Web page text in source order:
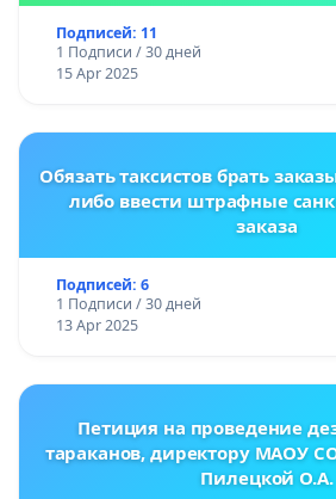
Подписей: 11
1 Подписи / 30 дней
15 Apr 2025
Обязать таксистов брать
либо ввести штрафные
заказа
Подписей: 6
1 Подписи / 30 дней
13 Apr 2025
Петиция на проведение
тараканов, директору МАОУ
Пилецкой О.А.